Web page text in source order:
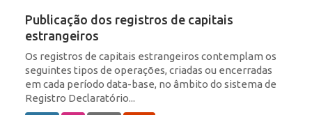
Publicação dos registros de capitais
estrangeiros
Os registros de capitais estrangeiros contemplam os
seguintes tipos de operações, criadas ou encerradas
em cada período data-base, no âmbito do sistema de
Registro Declaratório...